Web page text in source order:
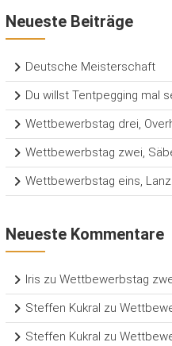
Neueste Beiträge
Deutsche Meisterschaft
Du willst Tentpegging mal
Wettbewerbstag drei,
Wettbewerbstag zwei,
Wettbewerbstag eins,
Neueste Kommentare
Iris zu Wettbewerbstag
Steffen Kukral zu
Steffen Kukral zu